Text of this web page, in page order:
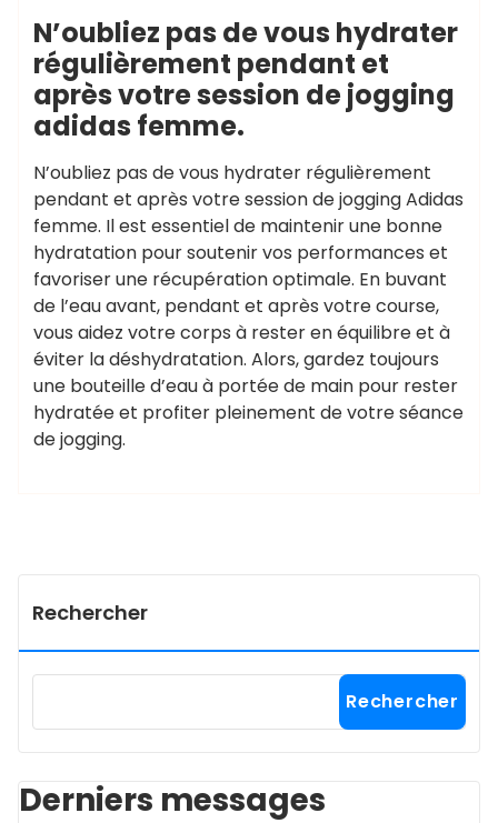
N’oubliez pas de vous hydrater
régulièrement pendant et
après votre session de jogging
adidas femme.
N’oubliez pas de vous hydrater régulièrement
pendant et après votre session de jogging Adidas
femme. Il est essentiel de maintenir une bonne
hydratation pour soutenir vos performances et
favoriser une récupération optimale. En buvant
de l’eau avant, pendant et après votre course,
vous aidez votre corps à rester en équilibre et à
éviter la déshydratation. Alors, gardez toujours
une bouteille d’eau à portée de main pour rester
hydratée et profiter pleinement de votre séance
de jogging.
Rechercher
Rechercher
Derniers messages